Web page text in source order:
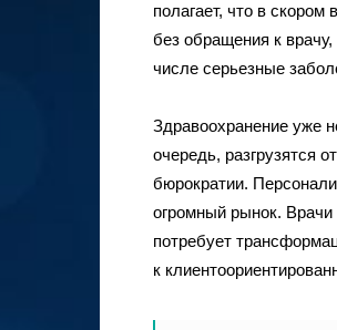
полагает, что в
без обращения к
числе серьезные
Здравоохранение уже
очередь, разгрузятся
бюрократии.
огромный рынок. Врачи
потребует
к